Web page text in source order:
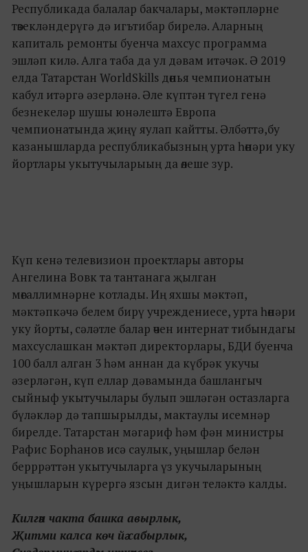
Республикада балалар бакчалары, мәктәпләрне
төзекләндерүгә дә игътибар бирелә. Аларның
капиталь ремонты буенча махсус программа
эшләп килә. Алга таба да ул дәвам итәчәк. Ә 2019
елда Татарстан WorldSkills дөнья чемпионатын
кабул итәргә әзерләнә. Әле күптән түгел генә
безнекеләр шушы юнәлештә Европа
чемпионатында җиңү яулап кайтты. Әлбәттә,бу
казанышларда республикабызның урта һөнәри уку
йортлары укытучыларыың да өлеше зур.
Күп кенә телевизион проектлары авторы
Ангелина Вовк та тантанага җылган
мөгаллимнәрне котлады. Иң яхшы мәктәп,
мәктәпкәчә белем бирү учреждениесе, урта һөнәри
уку йорты, сәләтле балар өчен интернат тибындагы
махсуслашкан мәктәп директорлары, БДИ буенча
100 балл алган 3 һәм аннан да күбрәк укучы
әзерләгән, күп еллар дәвамында башлангыч
сыйныф укытучылары булып эшләгән остазларга
бүләкләр дә тапшырылды, мактаулы исемнәр
бирелде. Татарстан мәгариф һәм фән министры
Рафис Борһанов исә саулык, уңышлар белән
берррәттән укытучыларга үз укучыларының
уңышларын күрергә язсын дигән теләктә калды.
Килгән чакта башка авырлык,
Җитми калса көч йә сабырлык,